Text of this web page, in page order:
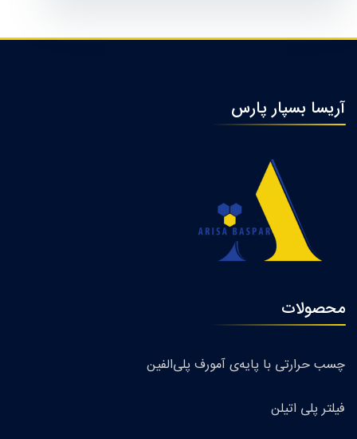
آریسا بسپار پارس
محصولات
چسب حرارتی با پایه‌ی آمورف پلی‌الفین
فیلتر پلی اتیلن